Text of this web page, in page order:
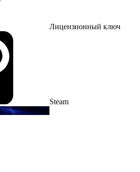
Лицензионный ключ
Steam